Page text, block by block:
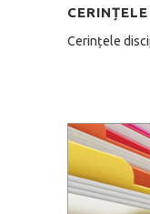
Cerințele